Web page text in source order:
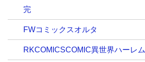
完
FWコミックスオルタ
RKCOMICSCOMIC異世界ハーレム